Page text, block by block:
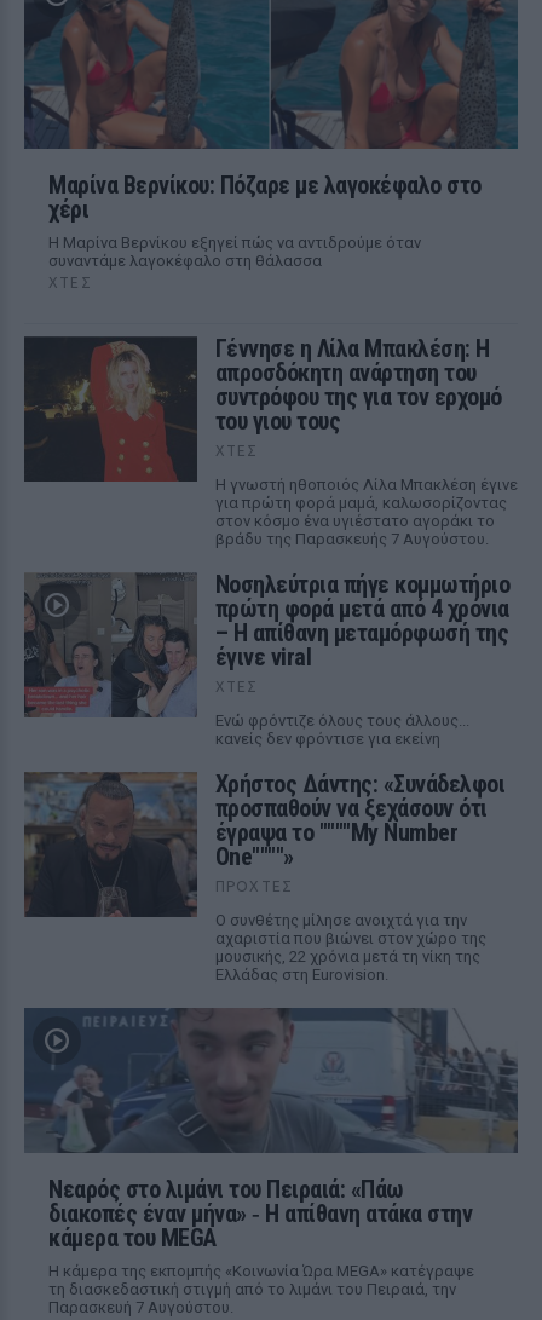
Μαρίνα Βερνίκου: Πόζαρε με λαγοκέφαλο στο
χέρι
Η Μαρίνα Βερνίκου εξηγεί πώς να αντιδρούμε όταν
συναντάμε λαγοκέφαλο στη θάλασσα
ΧΤΕΣ
Γέννησε η Λίλα Μπακλέση: Η
απροσδόκητη ανάρτηση του
συντρόφου της για τον ερχομό
του γιου τους
ΧΤΕΣ
Η γνωστή ηθοποιός Λίλα Μπακλέση έγινε
για πρώτη φορά μαμά, καλωσορίζοντας
στον κόσμο ένα υγιέστατο αγοράκι το
βράδυ της Παρασκευής 7 Αυγούστου.
Νοσηλεύτρια πήγε κομμωτήριο
πρώτη φορά μετά από 4 χρόνια
– Η απίθανη μεταμόρφωσή της
έγινε viral
ΧΤΕΣ
Ενώ φρόντιζε όλους τους άλλους...
κανείς δεν φρόντισε για εκείνη
Χρήστος Δάντης: «Συνάδελφοι
προσπαθούν να ξεχάσουν ότι
έγραψα το """"My Number
One""""»
ΠΡΟΧΤΈΣ
Ο συνθέτης μίλησε ανοιχτά για την
αχαριστία που βιώνει στον χώρο της
μουσικής, 22 χρόνια μετά τη νίκη της
Ελλάδας στη Eurovision.
Νεαρός στο λιμάνι του Πειραιά: «Πάω
διακοπές έναν μήνα» ‑ Η απίθανη ατάκα στην
κάμερα του MEGA
Η κάμερα της εκπομπής «Κοινωνία Ώρα MEGA» κατέγραψε
τη διασκεδαστική στιγμή από το λιμάνι του Πειραιά, την
Παρασκευή 7 Αυγούστου.